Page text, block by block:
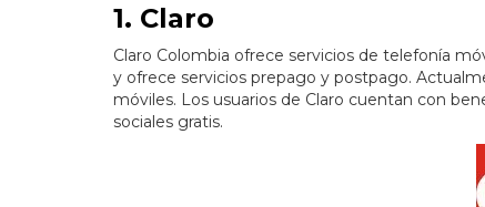
1. Claro
Claro Colombia ofrece servicios de telefonía
y ofrece servicios prepago y postpago.
móviles. Los usuarios de Claro cuentan con
sociales gratis.